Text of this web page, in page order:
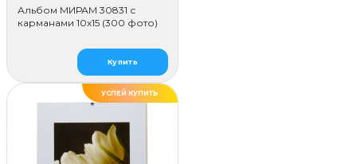
Альбом МИРАМ 30831 с
карманами 10x15 (300 фото)
Купить
УСПЕЙ КУПИТЬ